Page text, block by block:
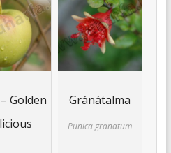
Golden
Gránátalma
Punica granatum